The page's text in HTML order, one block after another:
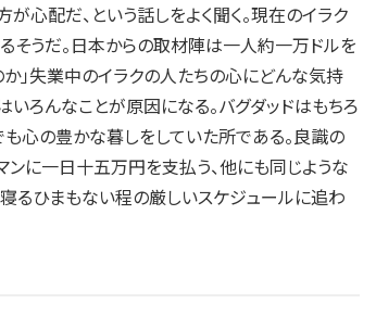
心配だ、という話しをよく聞く。現在のイラク
うだ。日本からの取材陣は一人約一万ドルを
」失業中のイラクの人たちの心にどんな気持
ろんなことが原因になる。バグダッドはもちろ
心の豊かな暮しをしていた所である。良識の
に一日十五万円を支払う、他にも同じような
るひまもない程の厳しいスケジュールに追わ